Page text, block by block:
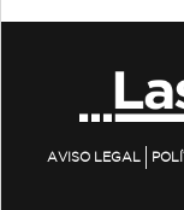
AVISO LEGAL